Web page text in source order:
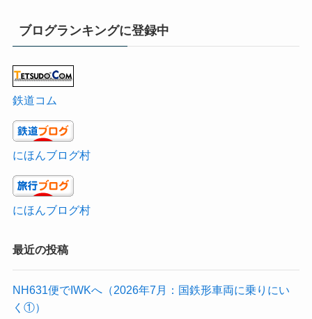
ブログランキングに登録中
鉄道コム
にほんブログ村
にほんブログ村
最近の投稿
NH631便でIWKへ（2026年7月：国鉄形車両に乗りにい
く①）